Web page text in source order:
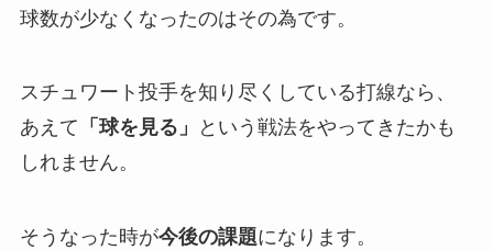
球数が少なくなったのはその為です。
スチュワート投手を知り尽くしている打線なら、
あえて 「球を見る」
という戦法をやってきたかも
しれません。
そうなった時が今後の課題になります。